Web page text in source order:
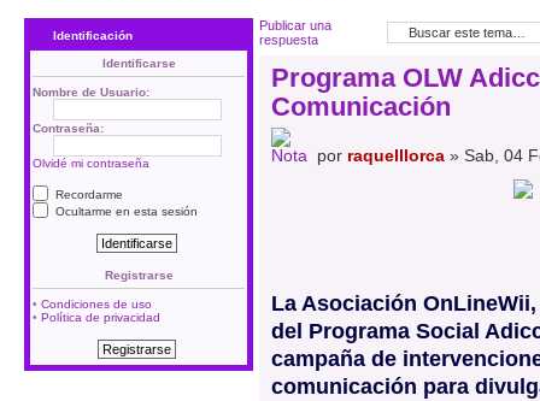
Identificación
Identificarse
Nombre de Usuario:
Contraseña:
Olvidé mi contraseña
Recordarme
Ocultarme en esta sesión
Registrarse
• Condiciones de uso
• Política de privacidad
Publicar una
respuesta
Programa OLW
Comunicación
por raquelllorca » Sab, 04
La Asociación
del Programa Social
campaña de
comunicación para